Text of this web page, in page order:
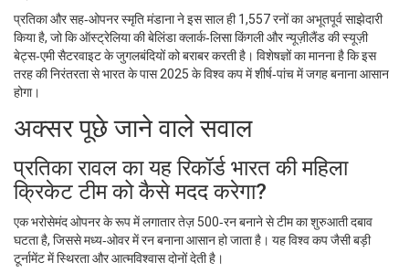
प्रतिका और सह‑ओपनरस्मृति मंडानाने इस साल ही 1,557 रनों का अभूतपूर्व साझेदारी
किया है, जो कि ऑस्ट्रेलिया की बेलिंडा क्लार्क‑लिसा किंगली और न्यूज़ीलैंड की स्यूज़ी
बेट्स‑एमी सैटरवाइट के जुगलबंदियों को बराबर करती है। विशेषज्ञों का मानना है कि इस
तरह की निरंतरता से भारत के पास 2025 के विश्व कप में शीर्ष‑पांच में जगह बनाना आसान
होगा।
अक्सर पूछे जाने वाले सवाल
प्रतिका रावल का यह रिकॉर्ड भारत की महिला
क्रिकेट टीम को कैसे मदद करेगा?
एक भरोसेमंद ओपनर के रूप में लगातार तेज़ 500‑रन बनाने से टीम का शुरुआती दबाव
घटता है, जिससे मध्य‑ओवर में रन बनाना आसान हो जाता है। यह विश्व कप जैसी बड़ी
टूर्नामेंट में स्थिरता और आत्मविश्वास दोनों देती है।